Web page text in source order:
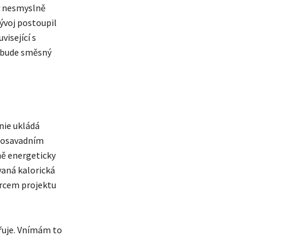
postoupil
s
směsný
ukládá
energeticky
kalorická
projektu
Vnímám to